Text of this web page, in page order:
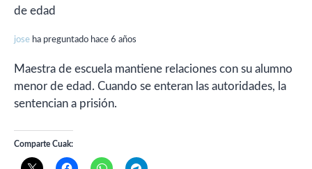
de edad
jose ha preguntado hace 6 años
Maestra de escuela mantiene relaciones con su alumno
menor de edad. Cuando se enteran las autoridades, la
sentencian a prisión.
Comparte Cuak: